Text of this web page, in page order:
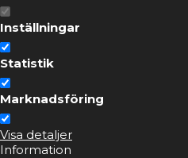
Inställningar
Statistik
Marknadsföring
Visa detaljer
Information